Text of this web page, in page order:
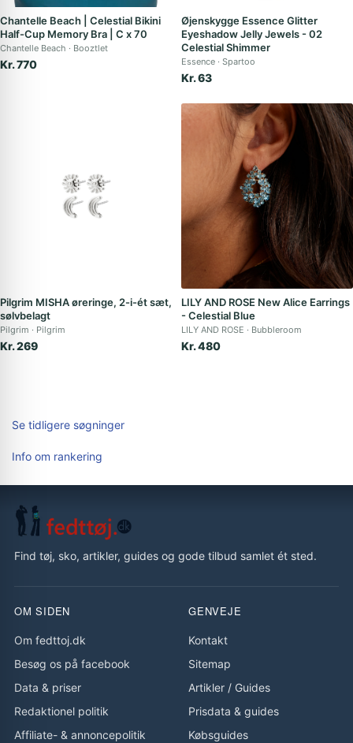
Chantelle Beach | Celestial Bikini
Half-Cup Memory Bra | C x 70
Chantelle Beach Booztlet
Kr. 770
Øjenskygge Essence Glitter
Eyeshadow Jelly Jewels - 02
Celestial Shimmer
Essence Spartoo
Kr. 63
Pilgrim MISHA øreringe, 2-i-ét sæt,
sølvbelagt
Pilgrim Pilgrim
Kr. 269
LILY AND ROSE New Alice Earrings
- Celestial Blue
LILY AND ROSE Bubbleroom
Kr. 480
Se tidligere søgninger
Info om rankering
Find tøj, sko, artikler, guides og gode tilbud samlet ét sted.
OM SIDEN
Om fedttoj.dk
Besøg os på facebook
Data & priser
Redaktionel politik
Affiliate- & annoncepolitik
GENVEJE
Kontakt
Sitemap
Artikler / Guides
Prisdata & guides
Købsguides